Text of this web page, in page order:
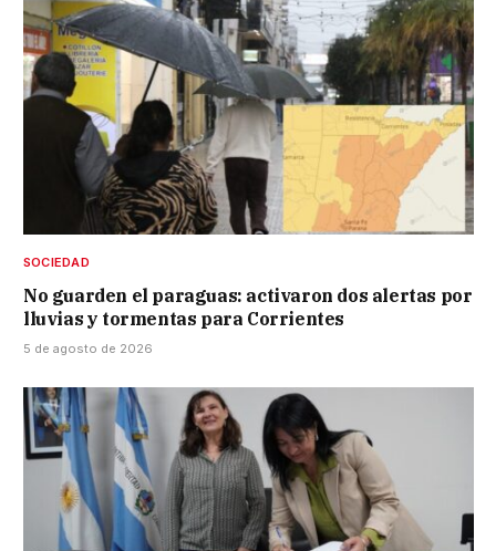
SOCIEDAD
No guarden el paraguas: activaron dos alertas por
lluvias y tormentas para Corrientes
5 de agosto de 2026